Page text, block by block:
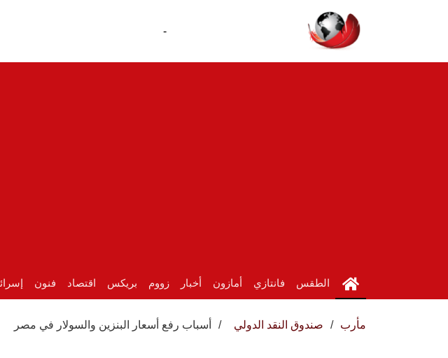
-
الطقس فانتازي أمازون أخبار زووم بريكس اقتصاد فنون
مأرب صندوق النقد الدولي أسباب رفع أسعار البنزين والسولار في مصر